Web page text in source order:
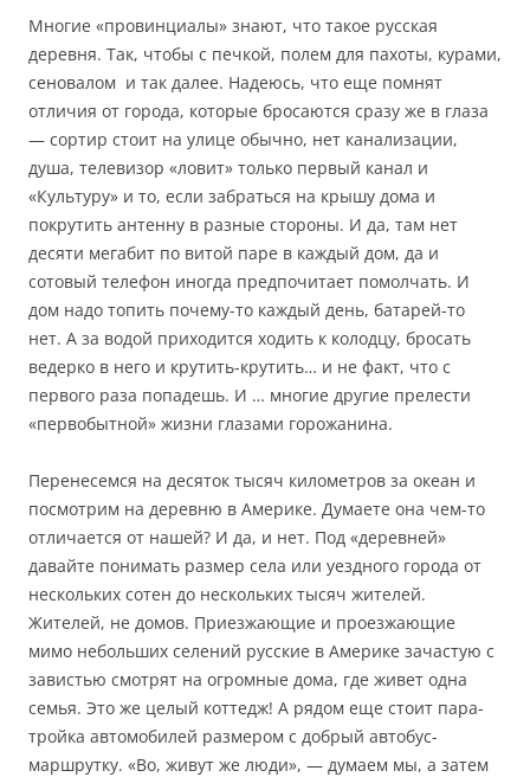
Многие «провинциалы» знают, что такое русская
деревня. Так, чтобы с печкой, полем для пахоты, курами,
сеновалом и так далее. Надеюсь, что еще помнят
отличия от города, которые бросаются сразу же в глаза
— сортир стоит на улице обычно, нет канализации,
душа, телевизор «ловит» только первый канал и
«Культуру» и то, если забраться на крышу дома и
покрутить антенну в разные стороны. И да, там нет
десяти мегабит по витой паре в каждый дом, да и
сотовый телефон иногда предпочитает помолчать. И
дом надо топить почему-то каждый день, батарей-то
нет. А за водой приходится ходить к колодцу, бросать
ведерко в него и крутить-крутить… и не факт, что с
первого раза попадешь. И … многие другие прелести
«первобытной» жизни глазами горожанина.
Перенесемся на десяток тысяч километров за океан и
посмотрим на деревню в Америке. Думаете она чем-то
отличается от нашей? И да, и нет. Под «деревней»
давайте понимать размер села или уездного города от
нескольких сотен до нескольких тысяч жителей.
Жителей, не домов. Приезжающие и проезжающие
мимо небольших селений русские в Америке зачастую с
завистью смотрят на огромные дома, где живет одна
семья. Это же целый коттедж! А рядом еще стоит пара-
тройка автомобилей размером с добрый автобус-
маршрутку. «Во, живут же люди», — думаем мы, а затем